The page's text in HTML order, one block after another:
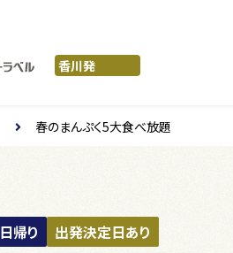
春のまんぷく5大食べ放題
日帰り 出発決定日あり